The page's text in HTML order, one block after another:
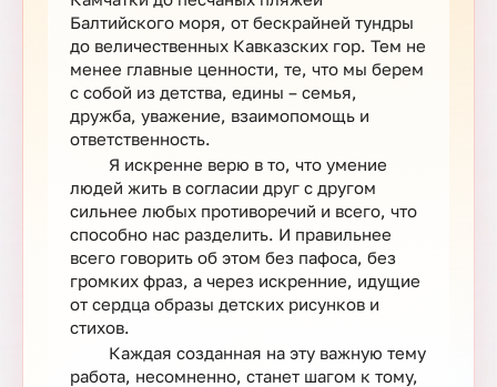
Балтийского моря, от бескрайней тундры
до величественных Кавказских гор. Тем не
менее главные ценности, те, что мы берем
с собой из детства, едины – семья,
дружба, уважение, взаимопомощь и
ответственность.
Я искренне верю в то, что умение
людей жить в согласии друг с другом
сильнее любых противоречий и всего, что
способно нас разделить. И правильнее
всего говорить об этом без пафоса, без
громких фраз, а через искренние, идущие
от сердца образы детских рисунков и
стихов.
Каждая созданная на эту важную тему
работа, несомненно, станет шагом к тому,